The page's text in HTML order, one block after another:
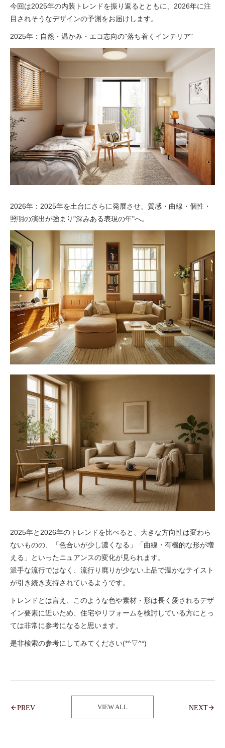
今回は2025年の内装トレンドを振り返るとともに、2026年に注
目されそうなデザインの予測をお届けします。
2025年：自然・温かみ・エコ志向の"落ち着くインテリア"
2026年：2025年を土台にさらに発展させ、質感・曲線・個性・
照明の演出が強まり"深みある表現の年"へ。
2025年と2026年のトレンドを比べると、大きな方向性は変わら
ないものの、「色合いが少し濃くなる」「曲線・有機的な形が増
える」といったニュアンスの変化が見られます。
派手な流行ではなく、流行り廃りが少ない上品で温かなテイスト
が引き続き支持されているようです。
トレンドとは言え、このような色や素材・形は長く愛されるデザ
イン要素に近いため、住宅やリフォームを検討している方にとっ
ては非常に参考になると思います。
是非検索の参考にしてみてください(*^▽^*)
PREV VIEW ALL NEXT